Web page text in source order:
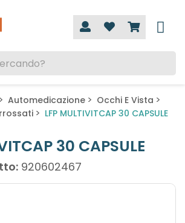
Automedicazione
Occhi E Vista
LFP MULTIVITCAP 30 CAPSULE
30 CAPSULE
920602467